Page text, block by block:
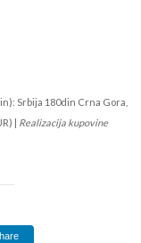
Srbija 180din Crna Gora,
| Realizacija kupovine